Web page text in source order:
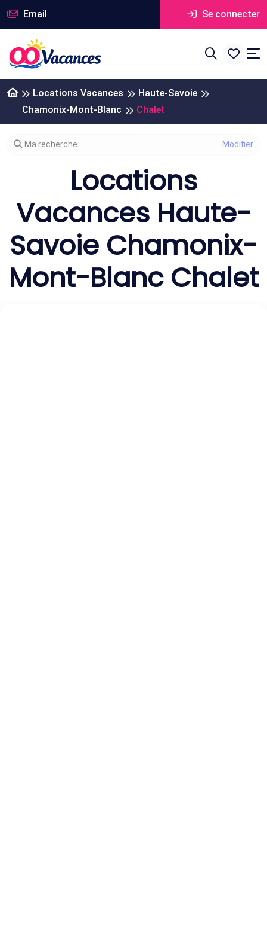
Email Se connecter
Locations Vacances
Haute-Savoie
Chamonix-Mont-Blanc
Chalet
Modifier votre recherche
Ma recherche ...
Locations
Vacances Haute-
Savoie Chamonix-
Mont-Blanc Chalet